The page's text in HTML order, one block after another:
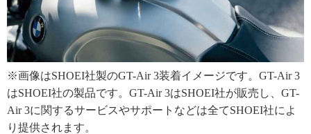
※画像はSHOEI社製のGT-Air 3装着イメージです。GT-Air 3
はSHOEI社の製品です。GT-Air 3はSHOEI社が販売し、GT-
Air 3に関するサービスやサポートなどは全てSHOEI社によ
り提供されます。